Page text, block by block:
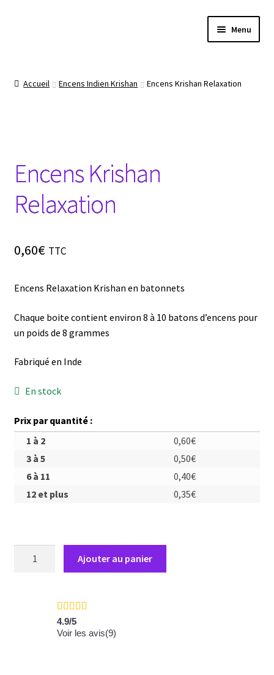
Menu
Le Reiki
La méditation
Accueil Encens Indien Krishan Encens Krishan Relaxation
Encens Krishan
Relaxation
0,60€ TTC
Encens Relaxation Krishan en batonnets
Chaque boite contient environ 8 à 10 batons d’encens pour
un poids de 8 grammes
Fabriqué en Inde
En stock
Prix par quantité :
1 à 2
0,60€
3 à 5
0,50€
6 à 11
0,40€
12 et plus
0,35€
Relaxation
Ajouter au panier
4.9/5
Voir les avis(9)